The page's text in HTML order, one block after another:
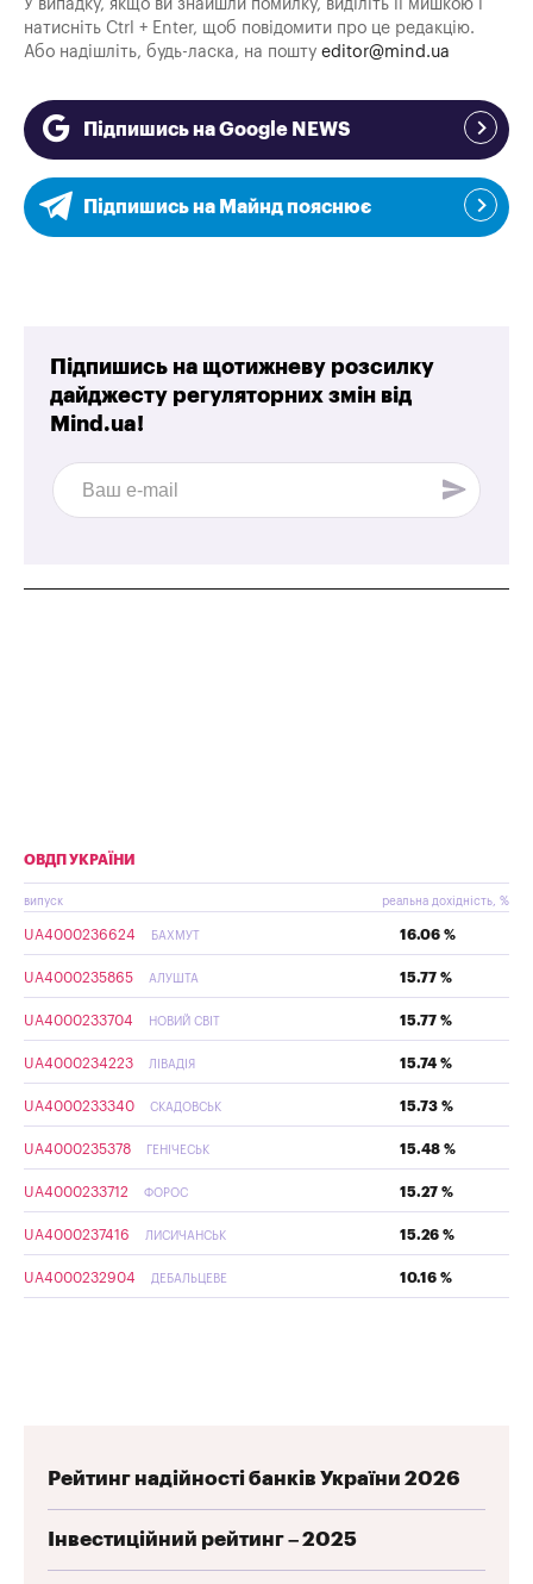
У випадку, якщо ви знайшли помилку, виділіть її мишкою і
натисніть Ctrl + Enter, щоб повідомити про це редакцію.
Або надішліть, будь-ласка, на пошту editor@mind.ua
Підпишись на Google NEWS
Підпишись на Майнд пояснює
Підпишись на щотижневу розсилку
дайджесту регуляторних змін від
Mind.ua!
ОВДП УКРАЇНИ
випуск реальна дохідність, %
UA4000236624 БАХМУТ 16.06 %
UA4000235865 АЛУШТА 15.77 %
UA4000233704 НОВИЙ СВІТ 15.77 %
UA4000234223 ЛІВАДІЯ 15.74 %
UA4000233340 СКАДОВСЬК 15.73 %
UA4000235378 ГЕНІЧЕСЬК 15.48 %
UA4000233712 ФОРОС 15.27 %
UA4000237416 ЛИСИЧАНСЬК 15.26 %
UA4000232904 ДЕБАЛЬЦЕВЕ 10.16 %
Рейтинг надійності банків України 2026
Інвестиційний рейтинг – 2025